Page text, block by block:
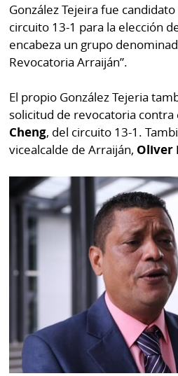
González Tejeira fue
circuito 13-1 para la elección
encabeza un grupo
Revocatoria Arraiján”.
El propio González Tejeria
solicitud de revocatoria contra
Cheng, del circuito 13-1.
vicealcalde de Arraiján, Oliver